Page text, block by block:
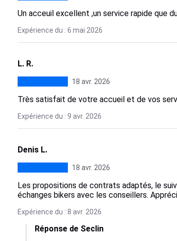
Un acceuil excellent ,un service rapide que
Expérience du : 6 mai 2026
L. R.
18 avr. 2026
Très satisfait de votre accueil et de vos
Expérience du : 9 avr. 2026
Denis L.
18 avr. 2026
Les propositions de contrats adaptés, le
échanges bikers avec les conseillers.
Expérience du : 8 avr. 2026
Réponse de Seclin